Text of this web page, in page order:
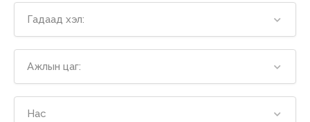
Гадаад хэл:
Ажлын цаг:
Нас